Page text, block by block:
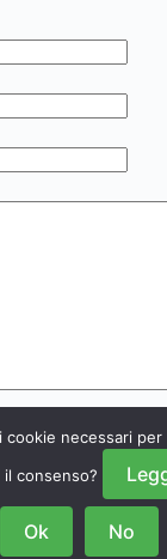
necessari
il consenso?
Ok No